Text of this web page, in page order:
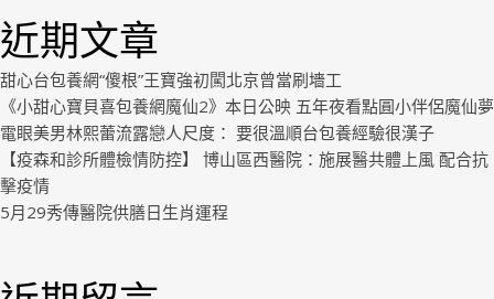
近期文章
甜心台包養網“傻根”王寶強初闖北京曾當刷墻工
《小甜心寶貝喜包養網魔仙2》本日公映 五年夜看點圓小伴侶魔仙夢
電眼美男林熙蕾流露戀人尺度： 要很溫順台包養經驗很漢子
【疫森和診所體檢情防控】 博山區西醫院：施展醫共體上風 配合抗
擊疫情
5月29秀傳醫院供膳日生肖運程
Royal.